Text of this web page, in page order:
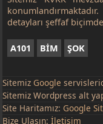
konumlandırmaktadır.
detayları şeffaf
A101 BİM ŞOK
Sitemiz Google
Sitemiz Wordpress alt
Site Haritamız: Google
Bize Ulaşın:İletişim